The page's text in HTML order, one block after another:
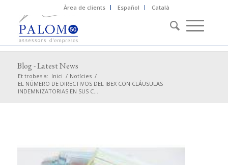
Àrea de clients Español Català
Blog - Latest News
Et trobes a: Inici / Notícies /
EL NÚMERO DE DIRECTIVOS DEL IBEX CON CLÁUSULAS
INDEMNIZATORIAS EN SUS C...